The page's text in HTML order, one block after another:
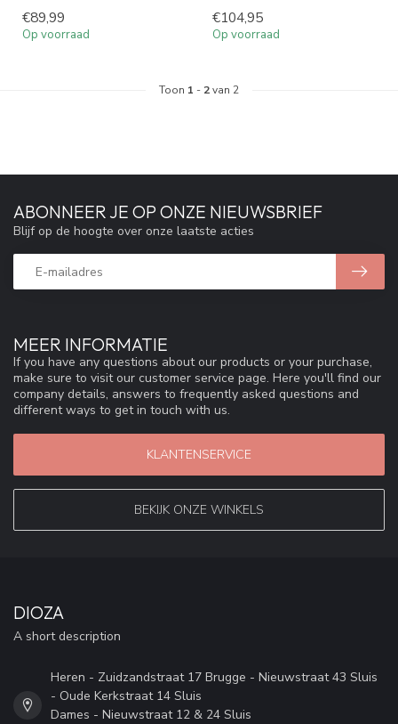
€89,99
Op voorraad
€104,95
Op voorraad
Toon 1 - 2van 2
MEER INFORMATIE
If you have any questions about our products or your purchase,
make sure to visit our customer service page. Here you'll find our
company details, answers to frequently asked questions and
different ways to get in touch with us.
KLANTENSERVICE
BEKIJK ONZE WINKELS
ABONNEER JE OP ONZE NIEUWSBRIEF
Blijf op de hoogte over onze laatste acties
DIOZA
A short description
Heren - Zuidzandstraat 17 Brugge - Nieuwstraat 43 Sluis
- Oude Kerkstraat 14 Sluis
Dames - Nieuwstraat 12 & 24 Sluis